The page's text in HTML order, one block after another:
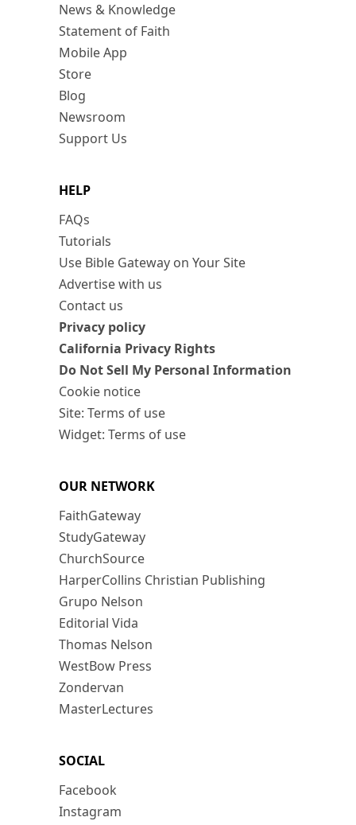
News & Knowledge
Statement of Faith
Mobile App
Store
Blog
Newsroom
Support Us
HELP
FAQs
Tutorials
Use Bible Gateway on Your Site
Advertise with us
Contact us
Privacy policy
California Privacy Rights
Do Not Sell My Personal Information
Cookie notice
Site: Terms of use
Widget: Terms of use
OUR NETWORK
FaithGateway
StudyGateway
ChurchSource
HarperCollins Christian Publishing
Grupo Nelson
Editorial Vida
Thomas Nelson
WestBow Press
Zondervan
MasterLectures
SOCIAL
Facebook
Instagram